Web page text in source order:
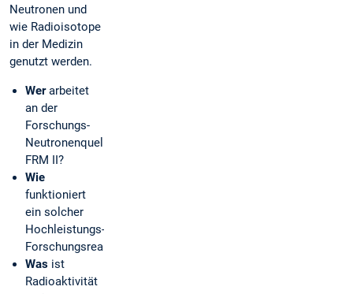
Neutronen und
wie Radioisotope
in der Medizin
genutzt werden.
Werarbeitet
an der
Forschungs-
Neutronenquelle
FRM II?
Wie
funktioniert
ein solcher
Hochleistungs-
Forschungsreaktor?
Was ist
Radioaktivität